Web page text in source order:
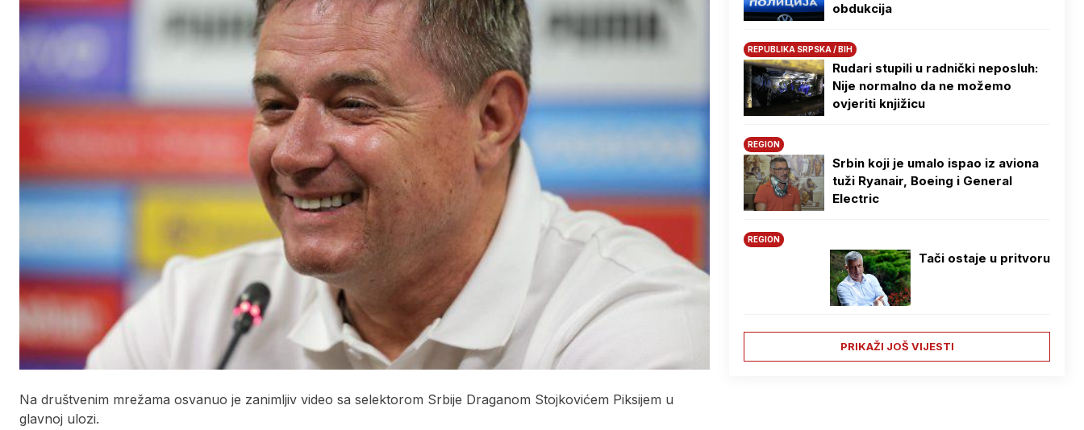
Na društvenim mrežama osvanuo je zanimljiv video sa selektorom Srbije Draganom Stojkovićem Piksijem u
glavnoj ulozi.
obdukcija
REPUBLIKA SRPSKA / BIH
Rudari stupili u radnički neposluh:
Nije normalno da ne možemo
ovjeriti knjižicu
REGION
Srbin koji je umalo ispao iz aviona
tuži Ryanair, Boeing i General
Electric
REGION
Tači ostaje u pritvoru
PRIKAŽI JOŠ VIJESTI